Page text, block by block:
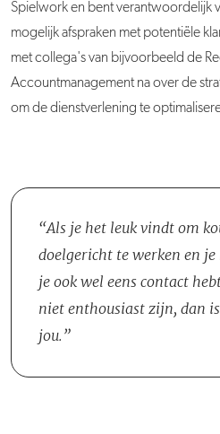
Spielwork en bent verantwoordelijk
mogelijk afspraken met potentiële
met collega's van bijvoorbeeld de
Accountmanagement na over de
om de dienstverlening te
Als je het leuk vindt om
doelgericht te werken en
je ook wel eens contact
niet enthousiast zijn, dan
jou.